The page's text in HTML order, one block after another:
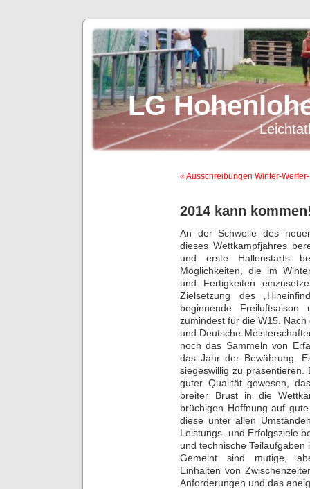
LG
« Ausschreibungen Winter-
2014 kann
An der Schwelle des
dieses Wettkampfjahres
und erste Hallenstarts
Möglichkeiten, die im
und Fertigkeiten
Zielsetzung des
beginnende
zumindest für die W15.
und Deutsche
noch das Sammeln von
das Jahr der Bewährung.
siegeswillig zu
guter Qualität gewesen,
breiter Brust in die
brüchigen Hoffnung auf
diese unter allen
Leistungs- und Erfolgsziele
und technische
Gemeint sind mutige,
Einhalten von
Anforderungen und das